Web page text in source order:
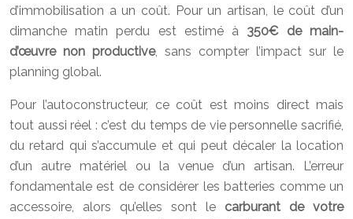
d’immobilisation a un coût. Pour un artisan, le coût d’un
dimanche matin perdu est estimé à 350€ de main-
d’œuvre non productive, sans compter l’impact sur le
planning global.
Pour l’autoconstructeur, ce coût est moins direct mais
tout aussi réel : c’est du temps de vie personnelle sacrifié,
du retard qui s’accumule et qui peut décaler la location
d’un autre matériel ou la venue d’un artisan. L’erreur
fondamentale est de considérer les batteries comme un
accessoire, alors qu’elles sont le carburant de votre